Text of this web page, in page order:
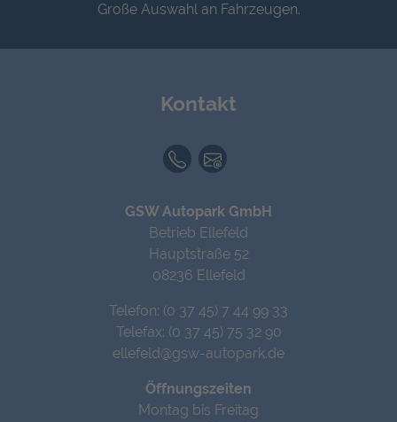
Große Auswahl an Fahrzeugen.
Kontakt
TELEFONE-MAIL KONTAKT
GSW Autopark GmbH
Betrieb Ellefeld
Hauptstraße 52
08236 Ellefeld
Telefon: (0 37 45) 7 44 99 33
Telefax: (0 37 45) 75 32 90
ellefeld@gsw-autopark.de
Öffnungszeiten
Montag bis Freitag